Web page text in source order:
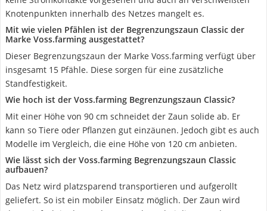
Knotenpunkten innerhalb des Netzes mangelt es.
Mit wie vielen Pfählen ist der Begrenzungszaun Classic der
Marke Voss.farming ausgestattet?
Dieser Begrenzungszaun der Marke Voss.farming verfügt über
insgesamt 15 Pfähle. Diese sorgen für eine zusätzliche
Standfestigkeit.
Wie hoch ist der Voss.farming Begrenzungszaun Classic?
Mit einer Höhe von 90 cm schneidet der Zaun solide ab. Er
kann so Tiere oder Pflanzen gut einzäunen. Jedoch gibt es auch
Modelle im Vergleich, die eine Höhe von 120 cm anbieten.
Wie lässt sich der Voss.farming Begrenzungszaun Classic
aufbauen?
Das Netz wird platzsparend transportieren und aufgerollt
geliefert. So ist ein mobiler Einsatz möglich. Der Zaun wird